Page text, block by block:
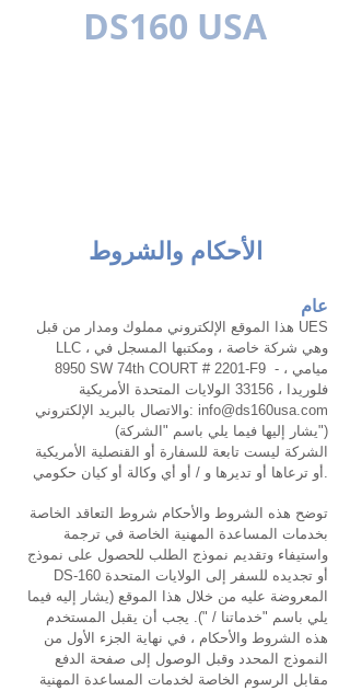
DS160 USA
الأحكام والشروط
عام
هذا الموقع الإلكتروني مملوك ومدار من قبل UES
LLC ، وهي شركة خاصة ، ومكتبها المسجل في
8950 SW 74th COURT # 2201-F9 - ميامي ،
فلوريدا ، 33156 الولايات المتحدة الأمريكية
والاتصال بالبريد الإلكتروني: info@ds160usa.com
(يشار إليها فيما يلي باسم "الشركة")
الشركة ليست تابعة للسفارة أو القنصلية الأمريكية
أو ترعاها أو تديرها و / أو أي وكالة أو كيان حكومي.
توضح هذه الشروط والأحكام شروط التعاقد الخاصة
بخدمات المساعدة المهنية الخاصة في ترجمة
واستيفاء وتقديم نموذج الطلب للحصول على نموذج
DS-160 أو تجديده للسفر إلى الولايات المتحدة
المعروضة عليه من خلال هذا الموقع (يشار إليه فيما
يلي باسم "خدماتنا / "). يجب أن يقبل المستخدم
هذه الشروط والأحكام ، في نهاية الجزء الأول من
النموذج المحدد وقبل الوصول إلى صفحة الدفع
مقابل الرسوم الخاصة لخدمات المساعدة المهنية